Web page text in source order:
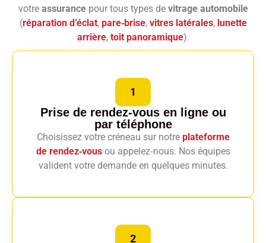
votre assurancepour tous types de vitrage automobile
(réparation d’éclat, pare‑brise, vitres latérales, lunette
arrière, toit panoramique).
1
Prise de rendez-vous en ligne ou
par téléphone
Choisissez votre créneau sur notre plateforme
de rendez‑vousou appelez‑nous. Nos équipes
valident votre demande en quelques minutes.
2